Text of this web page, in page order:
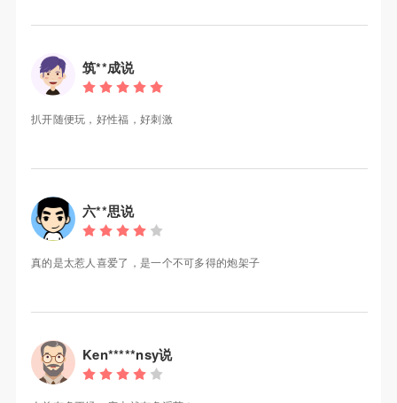
筑**成说
扒开随便玩，好性福，好刺激
六**思说
真的是太惹人喜爱了，是一个不可多得的炮架子
Ken*****nsy说